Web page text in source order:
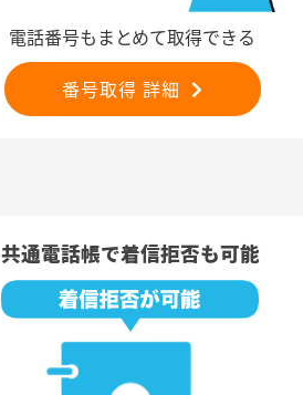
電話番号もまとめて取得できる
番号取得 詳細
共通電話帳で着信拒否も可能